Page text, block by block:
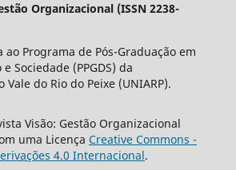
Organizacional (ISSN 2238-
ao Programa de Pós-Graduação em
Sociedade (PPGDS) da
do Rio do Peixe (UNIARP).
Visão: Gestão Organizacional
uma Licença Creative Commons -
4.0 Internacional.